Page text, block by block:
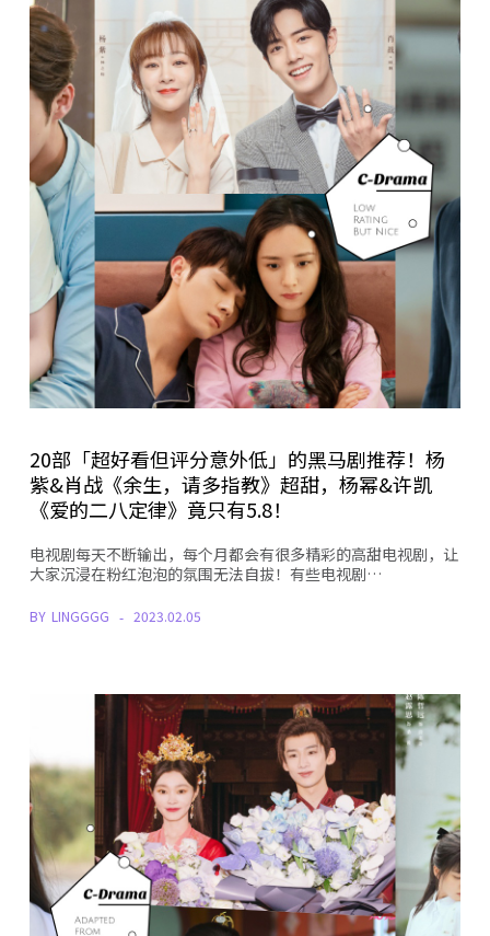
20部「超好看但评分意外低」的黑马剧推荐！杨
紫&肖战《余生，请多指教》超甜，杨幂&许凯
《爱的二八定律》竟只有5.8！
电视剧每天不断输出，每个月都会有很多精彩的高甜电视剧，让
大家沉浸在粉红泡泡的氛围无法自拔！有些电视剧…
BY LINGGGG 2023.02.05